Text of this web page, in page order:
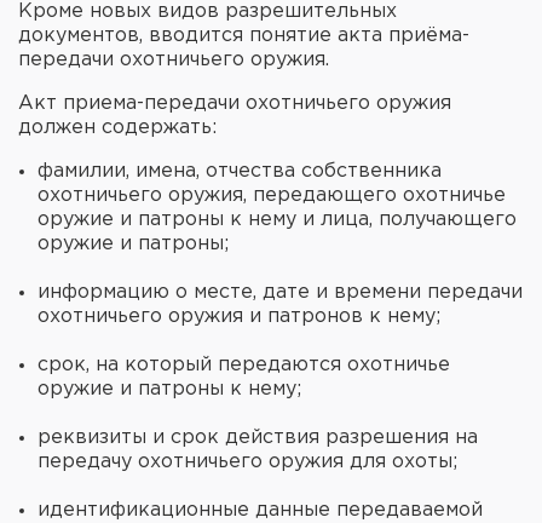
Кроме новых видов разрешительных
документов, вводится понятие акта приёма-
передачи охотничьего оружия.
Акт приема-передачи охотничьего оружия
должен содержать:
фамилии, имена, отчества собственника
охотничьего оружия, передающего охотничье
оружие и патроны к нему и лица, получающего
оружие и патроны;
информацию о месте, дате и времени передачи
охотничьего оружия и патронов к нему;
срок, на который передаются охотничье
оружие и патроны к нему;
реквизиты и срок действия разрешения на
передачу охотничьего оружия для охоты;
идентификационные данные передаваемой